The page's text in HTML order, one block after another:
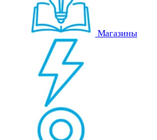
Магазины